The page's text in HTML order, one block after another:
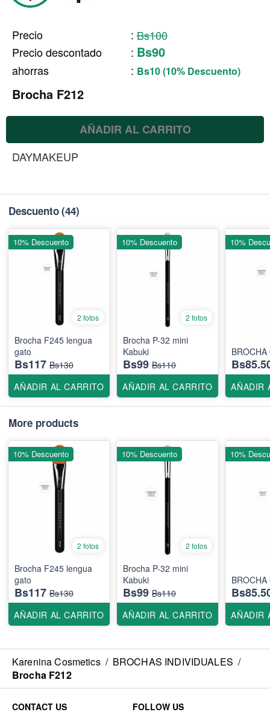
Precio : Bs100
Precio descontado
: Bs90
ahorras : Bs10 (10% Descuento)
Brocha F212
AÑADIR AL CARRITO
DAYMAKEUP
Descuento(44)
2 fotos
Brocha F245 lengua
gato
Bs117 Bs130
AÑADIR AL CARRITO
10% Descuento
2 fotos
Brocha P-32 mini
Kabuki
Bs99 Bs110
AÑADIR AL CARRITO
10% Descuento
AÑADIR
10%
More products
2 fotos
Brocha F245 lengua
gato
Bs117 Bs130
AÑADIR AL CARRITO
10% Descuento
2 fotos
Brocha P-32 mini
Kabuki
Bs99 Bs110
AÑADIR AL CARRITO
10% Descuento
AÑADIR
10%
Karenina Cosmetics / BROCHAS INDIVIDUALES /
Brocha F212
CONTACT US FOLLOW US